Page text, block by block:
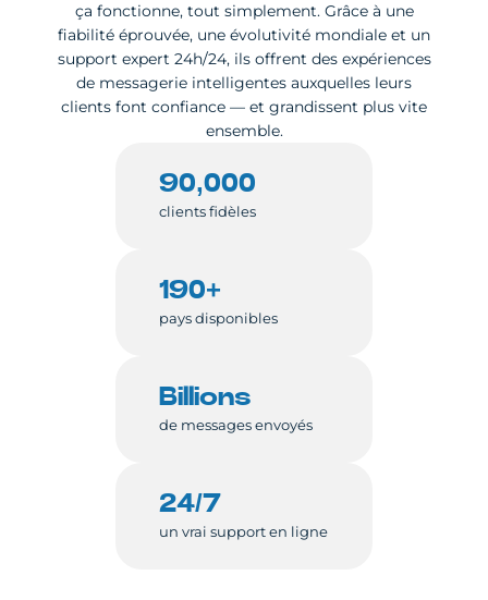
ça fonctionne, tout simplement. Grâce à une
fiabilité éprouvée, une évolutivité mondiale et un
support expert 24h/24, ils offrent des expériences
de messagerie intelligentes auxquelles leurs
clients font confiance — et grandissent plus vite
ensemble.
90,000
clients fidèles
190+
pays disponibles
Billions
de messages envoyés
24/7
un vrai support en ligne